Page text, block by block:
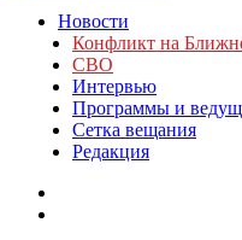
Новости
Конфликт на
СВО
Интервью
Программы и
Сетка вещания
Редакция